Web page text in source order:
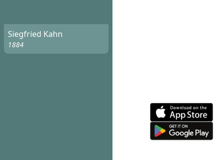
Siegfried Kahn
1884